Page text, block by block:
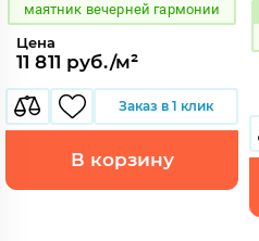
маятник вечерней гармонии
Цена
11 811 руб./м²
Заказ в 1 клик
В корзину